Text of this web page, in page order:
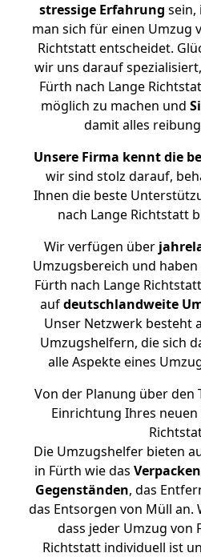
stressige Erfahrung sein,
man sich für einen Umzug
Richtstatt entscheidet.
wir uns darauf
Fürth nach Lange
möglich zu machen und
damit alles
Unsere Firma kennt die
wir sind stolz darauf,
Ihnen die beste
nach Lange Richtstatt
Wir verfügen über
Umzugsbereich und
Fürth nach Lange
aufdeutschlandweite
Unser Netzwerk besteht
Umzugshelfern, die sich
alle Aspekte eines
Von der Planung über
Einrichtung Ihres neuen
Die Umzugshelfer bieten
in Fürth wie das Verpacken
Gegenständen, das
das Entsorgen von Müll an.
dass jeder Umzug von
Richtstatt individuell ist